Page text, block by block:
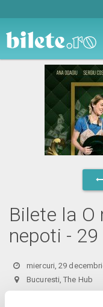
Bilete la O
nepoti -
miercuri, 29
Bucuresti, The Hub
În funcție de ora de